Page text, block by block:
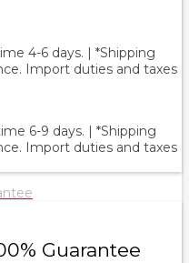
4-6 days. | *Shipping
Import duties and taxes
6-9 days. | *Shipping
Import duties and taxes
Guarantee